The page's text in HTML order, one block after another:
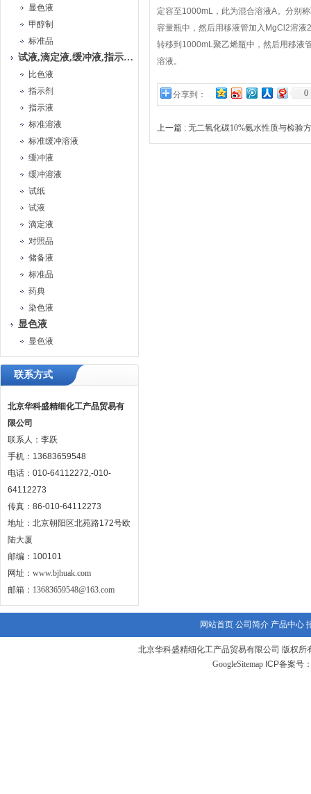
显色液
甲醇制
标准品
试液,滴定液,缓冲液,指示液,试纸
比色液
指示剂
指示液
标准溶液
标准缓冲溶液
缓冲液
缓冲溶液
试纸
试液
滴定液
对照品
储备液
标准品
药典
染色液
显色液
显色液
联系方式
北京华科盛精细化工产品贸易有
限公司
联系人：李跃
手机：13683659548
电话：010-64112272,-010-
64112273
传真：86-010-64112273
地址：北京朝阳区北苑路172号欧
陆大厦
邮编：100101
网址： www.bjhuak.com
邮箱： 13683659548@163.com
定容至1000mL，此为混合溶液A。分别
容量瓶中，然后用移液管加入MgCl2溶
转移到1000mL聚乙烯瓶中，然后用移液
溶液。
分享到： 0
上一篇 : 无二氧化碳10%氨水性质与检验
网站首页 公司简介 产品中心
北京华科盛精细化工产品贸易有限公司 版权所
GoogleSitemap ICP备案号